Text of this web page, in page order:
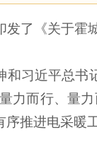
发了《关于
和习近平总书
力而行、量
推进电采暖